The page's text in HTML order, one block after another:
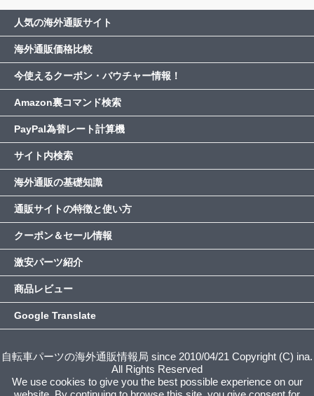
人気の海外通販サイト
海外通販価格比較
今使えるクーポン・バウチャー情報！
Amazon裏コマンド検索
PayPal為替レート計算機
サイト内検索
海外通販の基礎知識
通販サイトの特徴と使い方
クーポン＆セール情報
激安パーツ紹介
商品レビュー
Google Translate
自転車パーツの海外通販情報局 since 2010/04/21 Copyright (C) ina.
All Rights Reserved
We use cookies to give you the best possible experience on our